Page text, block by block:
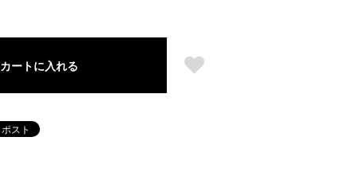
カートに入れる